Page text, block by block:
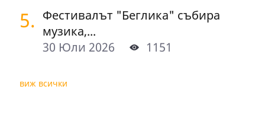
5. Фестивалът "Беглика" събира
музика,...
30 Юли 2026
1151
виж всички